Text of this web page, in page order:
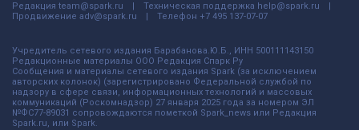
Редакция team@spark.ru Техническая поддержка help@spark.ru
Продвижение adv@spark.ru Телефон +7 495 137-07-07
Учредитель сетевого издания Барабанова.Ю.Б., ИНН 500111143150
Редакционные материалы ООО Редакция Спарк Ру
Сообщения и материалы сетевого издания Spark (за исключением
авторских колонок) (зарегистрировано Федеральной службой по
надзору в сфере связи, информационных технологий и массовых
коммуникаций (Роскомнадзор) 27 января 2025 года за номером ЭЛ
№ФС77-89031 сопровождаются пометкой Spark_news или Редакция
Spark.ru, или Spark.